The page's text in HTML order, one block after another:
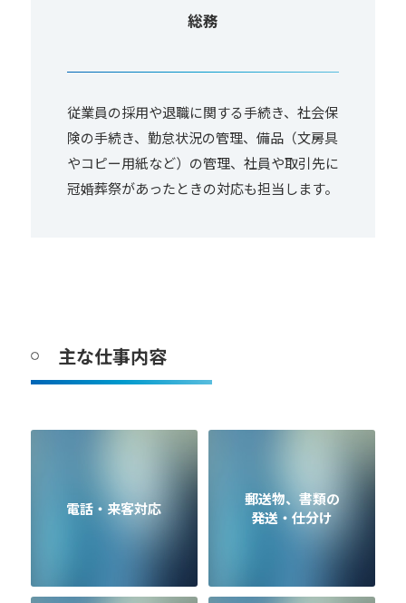
総務
従業員の採用や退職に関する手続き、社会保
険の手続き、勤怠状況の管理、備品（文房具
やコピー用紙など）の管理、社員や取引先に
冠婚葬祭があったときの対応も担当します。
主な仕事内容
電話・来客対応
郵送物、書類の
発送・仕分け